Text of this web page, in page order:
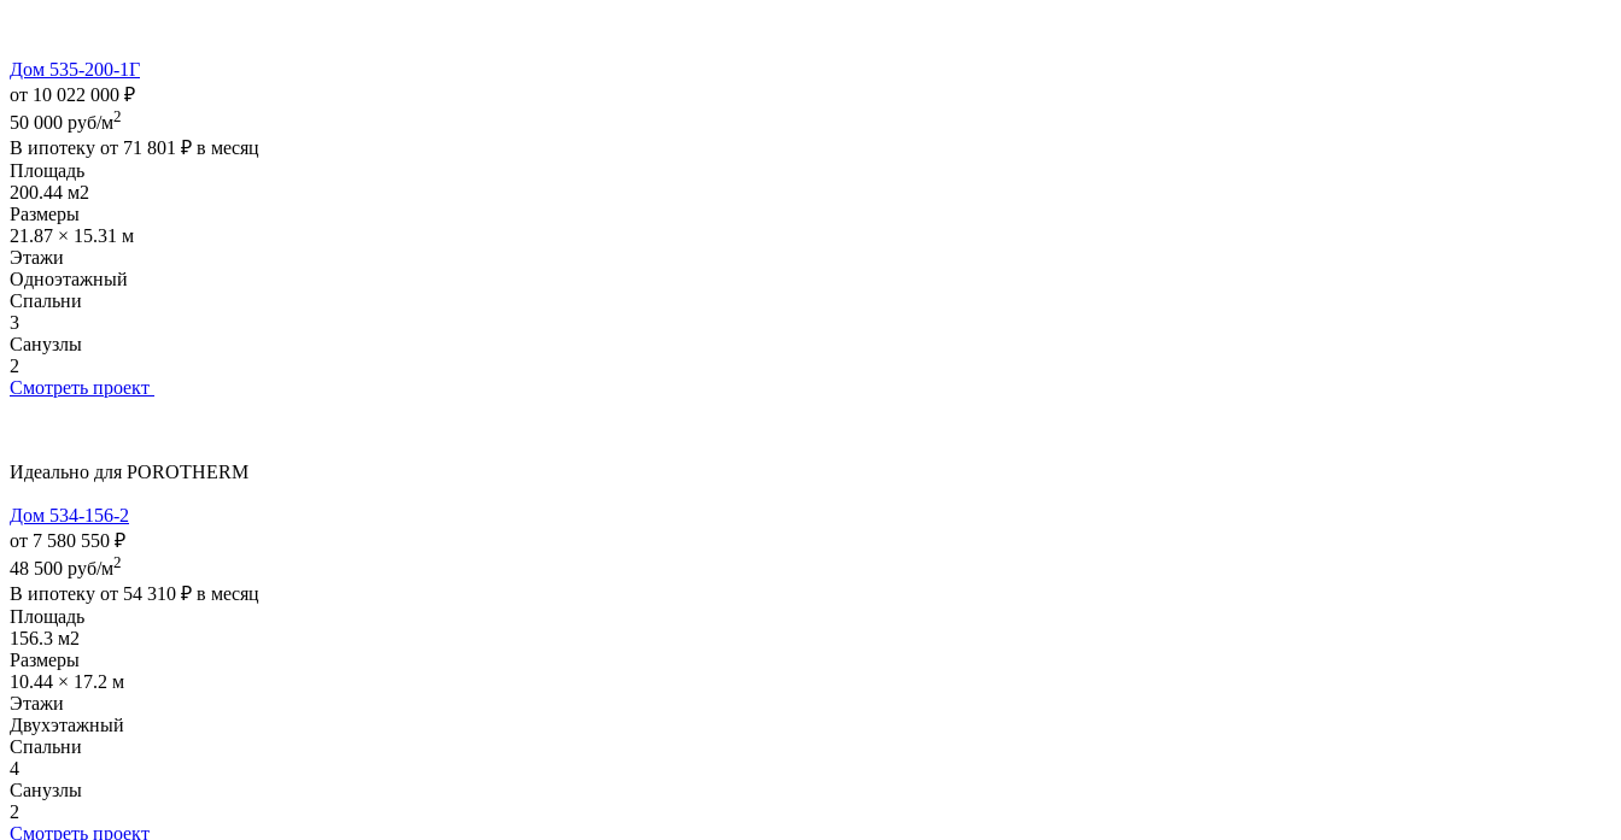
Дом 535-200-1Г
от 10 022 000 ₽
50 000 руб/м2
В ипотеку от 71 801 ₽ в месяц
Площадь
200.44 м2
Размеры
21.87 × 15.31 м
Этажи
Одноэтажный
Спальни
3
Санузлы
2
Смотреть проект
Идеально для POROTHERM
Дом 534-156-2
от 7 580 550 ₽
48 500 руб/м2
В ипотеку от 54 310 ₽ в месяц
Площадь
156.3 м2
Размеры
10.44 × 17.2 м
Этажи
Двухэтажный
Спальни
4
Санузлы
2
Смотреть проект